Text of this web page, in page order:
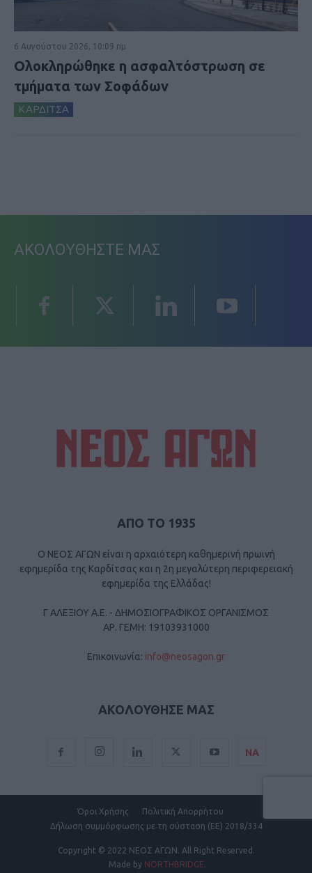
6 Αυγούστου 2026, 10:09 πμ
Ολοκληρώθηκε η ασφαλτόστρωση σε
τμήματα των Σοφάδων
ΚΑΡΔΙΤΣΑ
ΑΚΟΛΟΥΘΗΣΤΕ ΜΑΣ
ΑΠΟ ΤΟ 1935
Ο ΝΕΟΣ ΑΓΩΝ είναι η αρχαιότερη καθημερινή πρωινή
εφημερίδα της Καρδίτσας και η 2η μεγαλύτερη περιφερειακή
εφημερίδα της Ελλάδας!
Γ ΑΛΕΞΙΟΥ Α.Ε. - ΔΗΜΟΣΙΟΓΡΑΦΙΚΟΣ ΟΡΓΑΝΙΣΜΟΣ
ΑΡ. ΓΕΜΗ: 19103931000
Επικοινωνία: info@neosagon.gr
ΑΚΟΛΟΥΘΗΣΕ ΜΑΣ
ΝΑ
Όροι Χρήσης
Πολιτική Απορρήτου
Δήλωση συμμόρφωσης με τη σύσταση (ΕΕ) 2018/334
Copyright © 2022 ΝΕΟΣ ΑΓΩΝ. All Right Reserved.
Made by NORTHBRIDGE.